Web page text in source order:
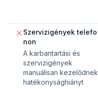
Szervizigények telefo
non
A karbantartási és
szervizigények
manuálisan kezelődnek,
hatékonysághiányt